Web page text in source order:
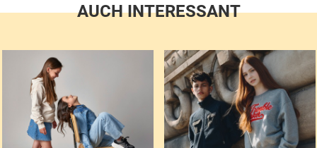
AUCH INTERESSANT